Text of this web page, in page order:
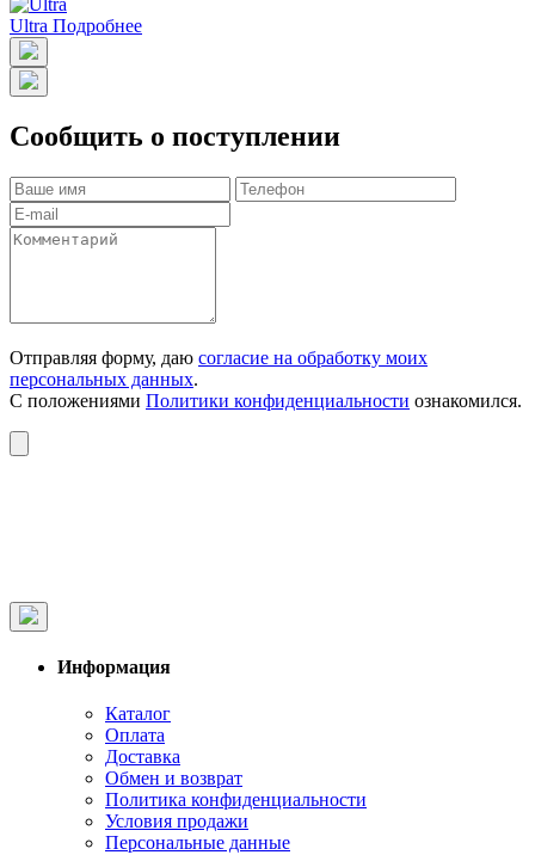
Ultra Подробнее
Сообщить о поступлении
Отправляя форму, даю согласие на обработку моих
персональных данных.
С положениями Политики конфиденциальности ознакомился.
Информация
Каталог
Оплата
Доставка
Обмен и возврат
Политика конфиденциальности
Условия продажи
Персональные данные